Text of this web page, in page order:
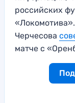
российских
Черчесова
матче с